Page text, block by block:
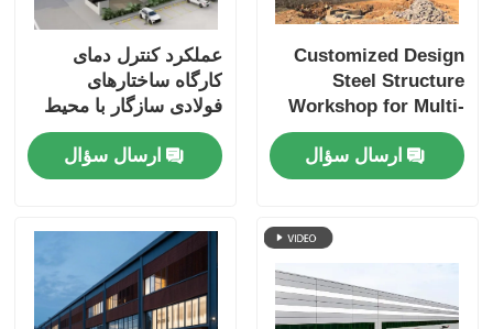
Customized Design
Steel Structure
Workshop for Multi-
building and
Warehouse with
Large-span Plants
Warehouse
ارسال سؤال
عملکرد کنترل دمای
کارگاه ساختارهای
فولادی سازگار با محیط
زیست
ارسال سؤال